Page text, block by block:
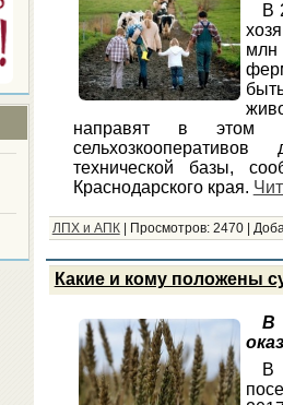
В
направят в этом
технической базы,
Краснодарского края.
ЛПХ и АПК| Просмотров: 2470|
Какие и кому положены
В
В